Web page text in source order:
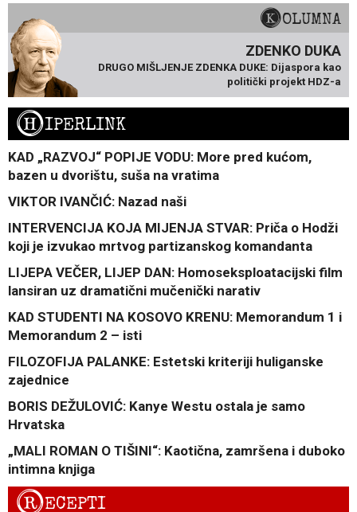
KOLUMNA
ZDENKO DUKA
DRUGO MIŠLJENJE ZDENKA DUKE: Dijaspora kao
politički projekt HDZ-a
HIPERLINK
KAD „RAZVOJ“ POPIJE VODU: More pred kućom,
bazen u dvorištu, suša na vratima
VIKTOR IVANČIĆ: Nazad naši
INTERVENCIJA KOJA MIJENJA STVAR: Priča o Hodži
koji je izvukao mrtvog partizanskog komandanta
LIJEPA VEČER, LIJEP DAN: Homoseksploatacijski film
lansiran uz dramatični mučenički narativ
KAD STUDENTI NA KOSOVO KRENU: Memorandum 1 i
Memorandum 2 – isti
FILOZOFIJA PALANKE: Estetski kriteriji huliganske
zajednice
BORIS DEŽULOVIĆ: Kanye Westu ostala je samo
Hrvatska
„MALI ROMAN O TIŠINI“: Kaotična, zamršena i duboko
intimna knjiga
RECEPTI